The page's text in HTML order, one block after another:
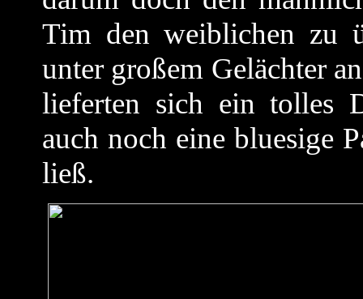
Tim den weiblichen zu
unter großem Gelächter
lieferten sich ein tolles
auch noch eine bluesige
ließ.